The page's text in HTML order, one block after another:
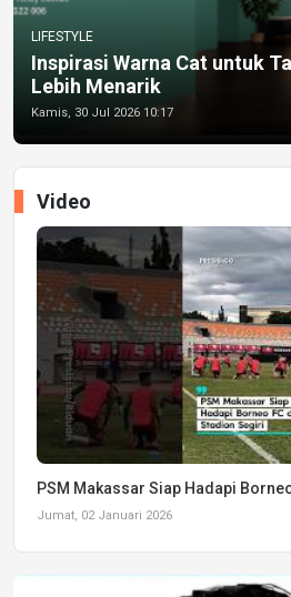
LIFESTYLE
Inspirasi Warna Cat untuk
Lebih Menarik
Kamis, 30 Jul 2026 10:17
Video
PSM Makassar Siap Hadapi
Jumat, 02 Januari 2026